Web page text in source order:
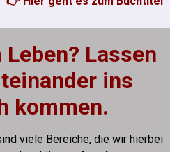
Lassen
ins
kommen.
viele Bereiche, die wir hierbei